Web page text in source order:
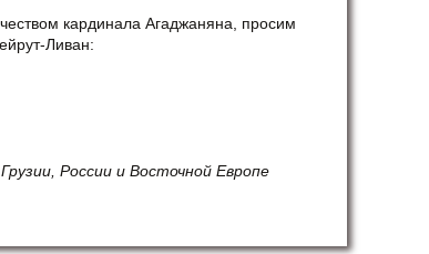
кардинала Агаджаняна, просим
Ливан:
России и Восточной Европе